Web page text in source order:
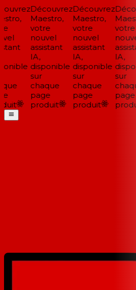
Découvrez
Maestro,
votre
nouvel
assistant
IA,
disponible
sur
chaque
page
produit
Découvrez
Maestro,
votre
nouvel
assistant
IA,
disponible
sur
chaque
page
produit
votre
IA,
sur
page